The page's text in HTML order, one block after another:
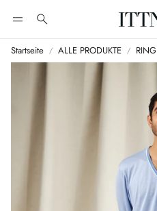
Suche
Startseite ALLE PRODUKTE